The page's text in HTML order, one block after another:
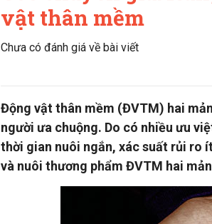
vật thân mềm
Chưa có đánh giá về bài viết
Động vật thân mềm (ĐVTM) hai
người ưa chuộng. Do có nhiều ưu
thời gian nuôi ngắn, xác suất rủi ro
và nuôi thương phẩm ĐVTM hai